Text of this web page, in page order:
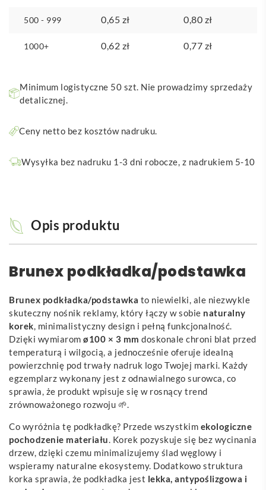
500 - 999 0,65 zł 0,80 zł
1000+ 0,62 zł 0,77 zł
Minimum logistyczne 50 szt. Nie prowadzimy sprzedaży
detalicznej.
Ceny netto bez kosztów nadruku.
Wysyłka bez nadruku 1-3 dni robocze, z nadrukiem 5-10
Opis produktu
Brunex podkładka/podstawka
Brunex podkładka/podstawka to niewielki, ale niezwykle
skuteczny nośnik reklamy, który łączy w sobie naturalny
korek, minimalistyczny design i pełną funkcjonalność.
Dzięki wymiarom ø100 × 3 mm doskonale chroni blat przed
temperaturą i wilgocią, a jednocześnie oferuje idealną
powierzchnię pod trwały nadruk logo Twojej marki. Każdy
egzemplarz wykonany jest z odnawialnego surowca, co
sprawia, że produkt wpisuje się w rosnący trend
zrównoważonego rozwoju 🌱.
Co wyróżnia tę podkładkę? Przede wszystkim ekologiczne
pochodzenie materiału. Korek pozyskuje się bez wycinania
drzew, dzięki czemu minimalizujemy ślad węglowy i
wspieramy naturalne ekosystemy. Dodatkowo struktura
korka sprawia, że podkładka jest lekka, antypoślizgowa i